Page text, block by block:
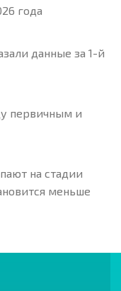
года
данные за 1-й
первичным и
на стадии
меньше